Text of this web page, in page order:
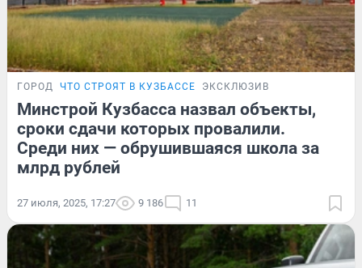
ГОРОД ЧТО СТРОЯТ В КУЗБАССЕ ЭКСКЛЮЗИВ
Минстрой Кузбасса назвал объекты,
сроки сдачи которых провалили.
Среди них — обрушившаяся школа за
млрд рублей
27 июля, 2025, 17:27 9 186 11